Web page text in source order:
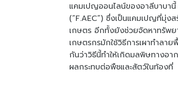
แคมเปญออนไลน์ของอาลีบาบา
(“F.AEC”) ซึ่งเป็นแคมเปญที่มุ่ง
เกษตร อีกทั้งยังช่วยจัดหาทรัพย
เกษตรกรมักใช้วิธีการเผาทำลา
กันว่าวิธีนี้ทำให้เกิดมลพิษทางอา
ผลกระทบต่อพืชและสัตว์ในท้องที่